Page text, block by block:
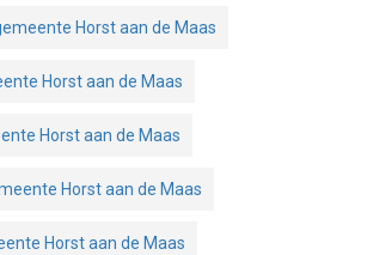
Horst aan de Maas
Horst aan de Maas
Horst aan de Maas
Horst aan de Maas
Horst aan de Maas